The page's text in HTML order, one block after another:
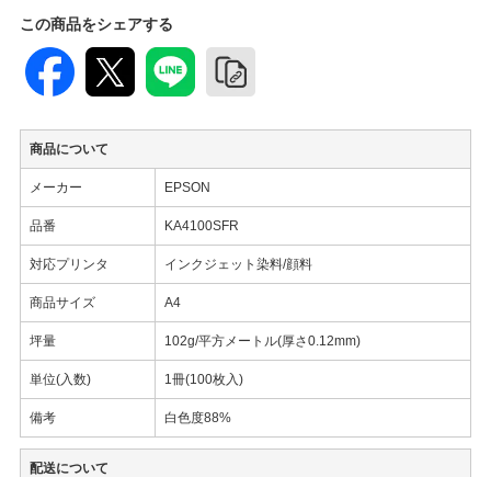
この商品をシェアする
商品について
メーカー EPSON
品番 KA4100SFR
対応プリンタ インクジェット染料/顔料
商品サイズ A4
坪量 102g/平方メートル(厚さ0.12mm)
単位(入数) 1冊(100枚入)
備考 白色度88%
配送について